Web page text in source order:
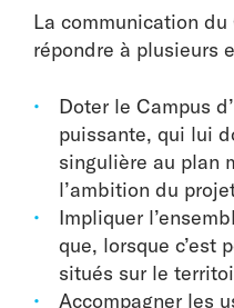
La communication
répondre à plusieurs
Doter le Campus
puissante, qui lui
singulière au plan
l’ambition du
Impliquer
que, lorsque c’est
situés sur le
Accompagner les